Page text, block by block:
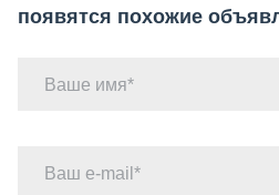
появятся похожие
Ваше имя
Ваш e-mail